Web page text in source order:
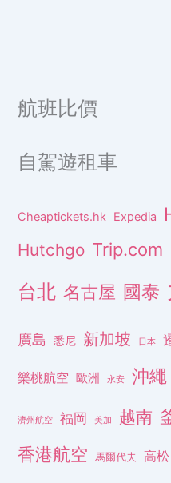
航班比價
自駕遊租車
Cheaptickets.hk Expedia
Hutchgo Trip.com
台北 名古屋 國泰
廣島 悉尼 新加坡 日本
樂桃航空 歐洲 永安 沖繩
濟州航空 福岡 美加 越南
香港航空 馬爾代夫 高松